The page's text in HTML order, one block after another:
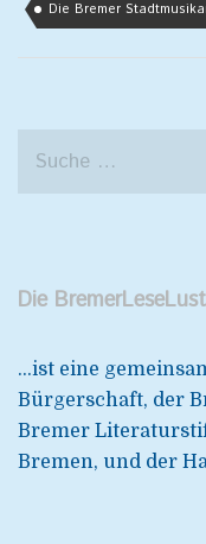
Die Bremer
Die
...ist eine
Bürgerschaft, der
Bremer
Bremen, und der